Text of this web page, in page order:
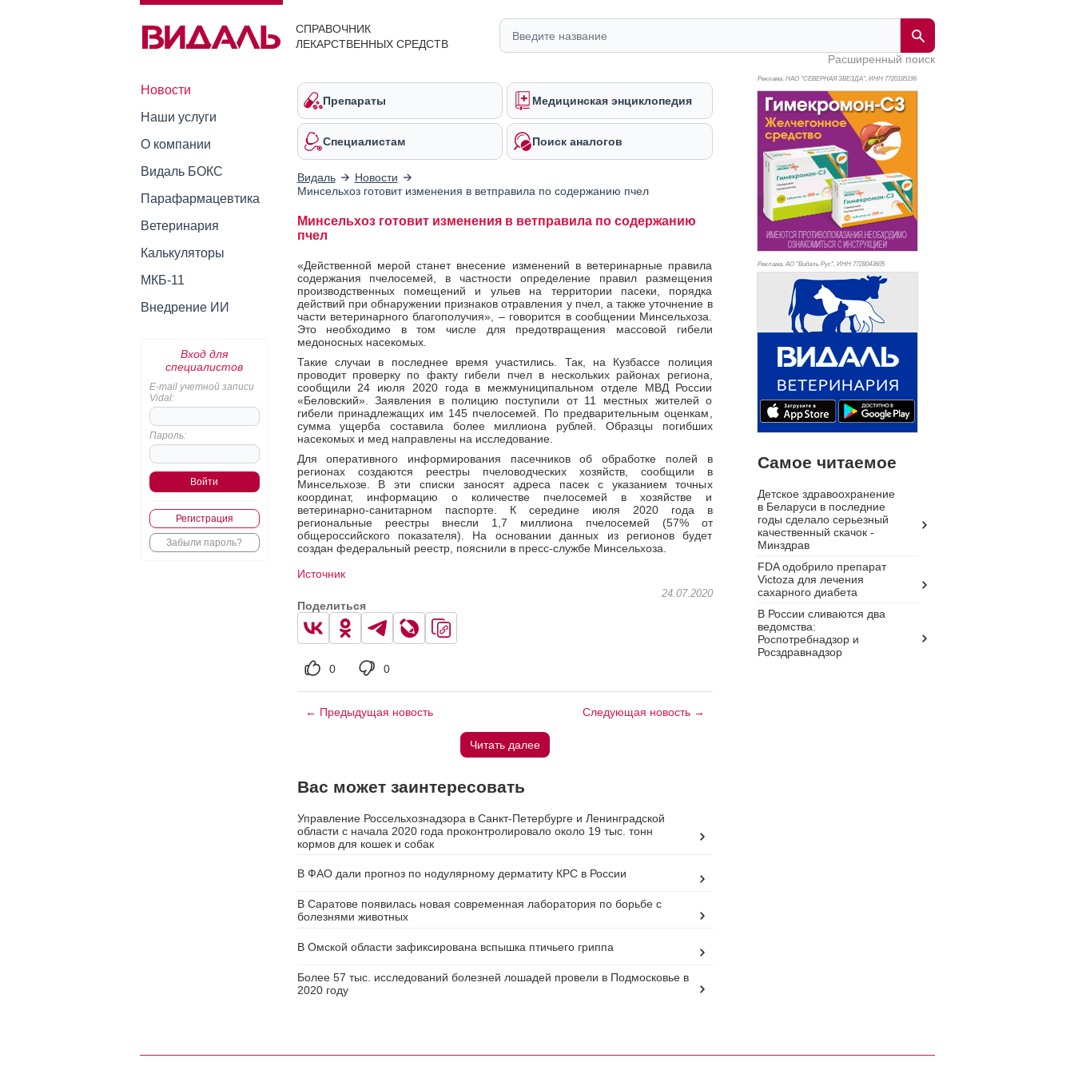
СПРАВОЧНИК
ЛЕКАРСТВЕННЫХ СРЕДСТВ
Расширенный поиск
Новости
Наши услуги
О компании
Видаль БОКС
Парафармацевтика
Ветеринария
Калькуляторы
МКБ-11
Внедрение ИИ
Вход для
специалистов
E-mail учетной записи
Vidal:
Пароль:
Регистрация
Забыли пароль?
Препараты Медицинская энциклопедия
Специалистам Поиск аналогов
Видаль
Новости
Минсельхоз готовит изменения в ветправила по содержанию пчел
Минсельхоз готовит изменения в ветправила по содержанию
пчел
«Действенной мерой станет внесение изменений в ветеринарные правила
содержания пчелосемей, в частности определение правил размещения
производственных помещений и ульев на территории пасеки, порядка
действий при обнаружении признаков отравления у пчел, а также уточнение в
части ветеринарного благополучия», – говорится в сообщении Минсельхоза.
Это необходимо в том числе для предотвращения массовой гибели
медоносных насекомых.
Такие случаи в последнее время участились. Так, на Кузбассе полиция
проводит проверку по факту гибели пчел в нескольких районах региона,
сообщили 24 июля 2020 года в межмуниципальном отделе МВД России
«Беловский». Заявления в полицию поступили от 11 местных жителей о
гибели принадлежащих им 145 пчелосемей. По предварительным оценкам,
сумма ущерба составила более миллиона рублей. Образцы погибших
насекомых и мед направлены на исследование.
Для оперативного информирования пасечников об обработке полей в
регионах создаются реестры пчеловодческих хозяйств, сообщили в
Минсельхозе. В эти списки заносят адреса пасек с указанием точных
координат, информацию о количестве пчелосемей в хозяйстве и
ветеринарно-санитарном паспорте. К середине июля 2020 года в
региональные реестры внесли 1,7 миллиона пчелосемей (57% от
общероссийского показателя). На основании данных из регионов будет
создан федеральный реестр, пояснили в пресс-службе Минсельхоза.
Источник
24.07.2020
Поделиться
0 0
← Предыдущая новость Следующая новость →
Читать далее
Вас может заинтересовать
Управление Россельхознадзора в Санкт-Петербурге и Ленинградской
области с начала 2020 года проконтролировало около 19 тыс. тонн
кормов для кошек и собак
В ФАО дали прогноз по нодулярному дерматиту КРС в России
В Саратове появилась новая современная лаборатория по борьбе с
болезнями животных
В Омской области зафиксирована вспышка птичьего гриппа
Более 57 тыс. исследований болезней лошадей провели в Подмосковье в
2020 году
Реклама. НАО "СЕВЕРНАЯ ЗВЕЗДА", ИНН 7720185196
Реклама. АО "Видаль Рус", ИНН 7728043605
Самое читаемое
Детское здравоохранение
в Беларуси в последние
годы сделало серьезный
качественный скачок -
Минздрав
FDA одобрило препарат
Victoza для лечения
сахарного диабета
В России сливаются два
ведомства:
Роспотребнадзор и
Росздравнадзор